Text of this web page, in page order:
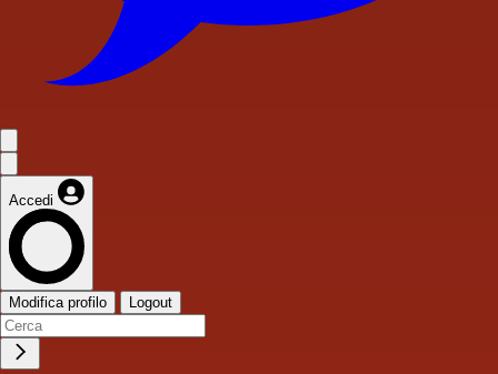
Accedi
Modifica profilo Logout